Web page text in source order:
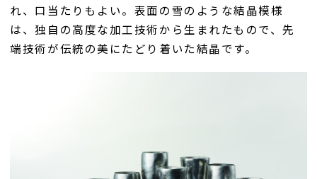
れ、口当たりもよい。表面の雪のような結晶模様
は、独自の高度な加工技術から生まれたもので、先
端技術が伝統の美にたどり着いた結晶です。